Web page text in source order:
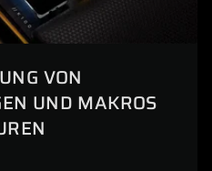
VON
UND MAKROS